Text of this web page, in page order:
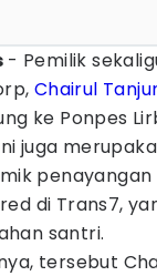
- Pemilik
Chairul
ke Ponpes
juga
di Trans7,
santri.
tersebut